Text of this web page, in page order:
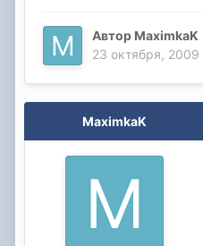
Автор MaximkaK
23 октября, 2009
MaximkaK